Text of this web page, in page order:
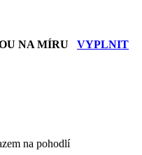
NA MÍRU VYPLNIT
na pohodlí